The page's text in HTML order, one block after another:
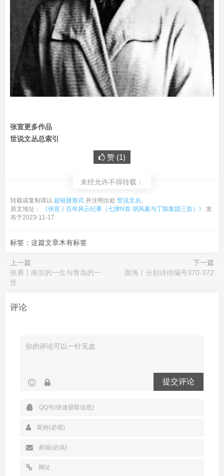
张宣更多作品
世说文丛总索引
赞 (1)
未经允许不得转载：
转载或复制请以 超链接形式 并注明出处 世说文丛。
原文地址：
《张宣丨百年风云纪事（七律N首·胡风案与丁陈集团三首）》
发
布于2023-11-17
标签：这篇文章木有标签
上一篇
张勇丨南京的一生与青岛的一
世
下一篇
面海丨分别诗待编号370-372
评论
提交评论